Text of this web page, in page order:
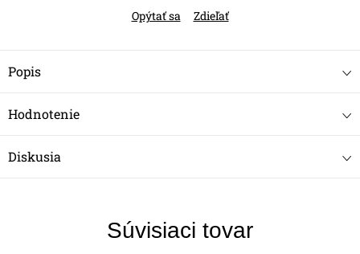
Opýtať sa
Zdieľať
Popis
Hodnotenie
Diskusia
Súvisiaci tovar